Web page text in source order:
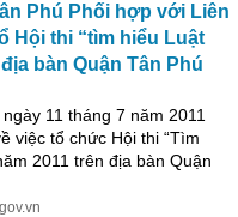
Phú Phối hợp với Liên
Hội thi “tìm hiểu Luật
bàn Quận Tân Phú
11 tháng 7 năm 2011
việc tổ chức Hội thi “Tìm
2011 trên địa bàn Quận